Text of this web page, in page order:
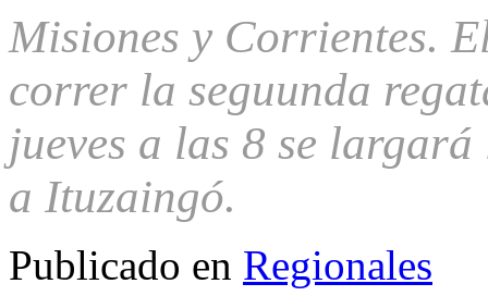
Misiones y Corrientes.
correr la seguunda
jueves a las 8 se
a Ituzaingó.
Publicado en Regionales